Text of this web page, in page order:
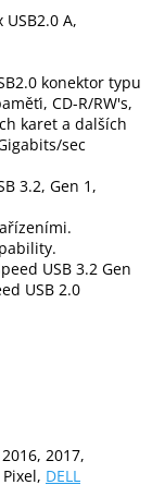
A,
konektor typu
CD-R/RW's,
karet a dalších
sec
3.2, Gen 1,
USB 3.2 Gen
USB 2.0
2017,
DELL